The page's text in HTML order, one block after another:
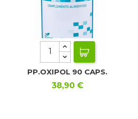
PP.OXIPOL 90 CAPS.
Precio
38,90 €